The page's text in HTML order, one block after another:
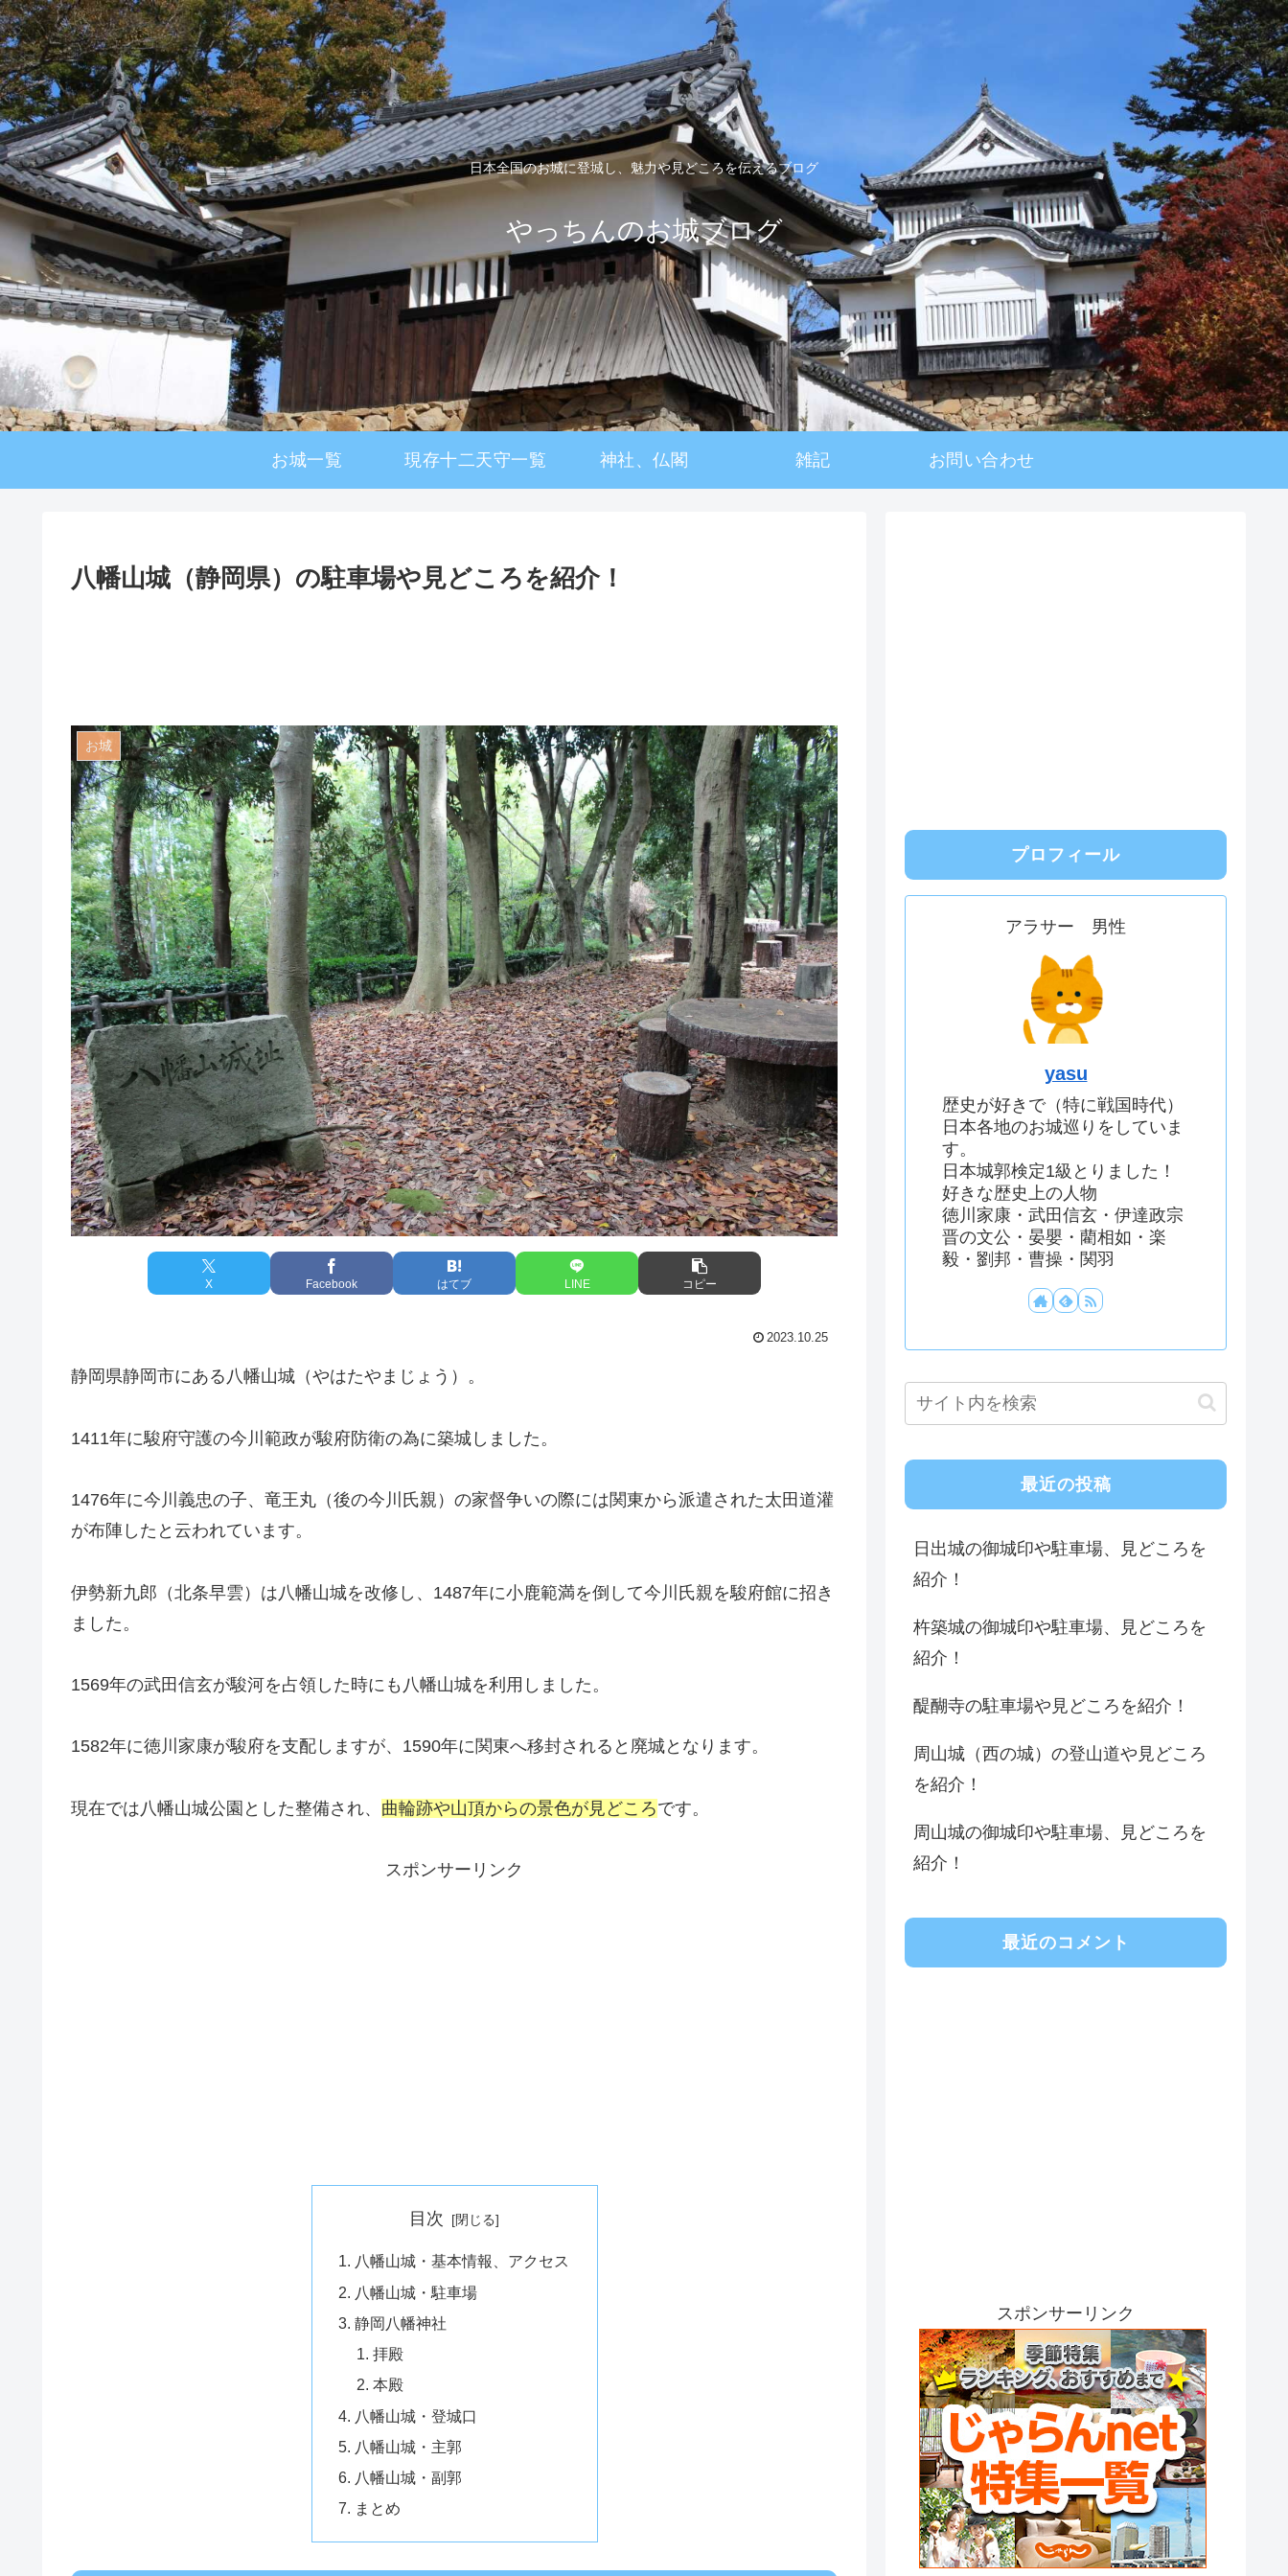
日本全国のお城に登城し、魅力や見どころを伝えるブログ
やっちんのお城ブログ
お城一覧 現存十二天守一覧 神社、仏閣 雑記 お問い合わせ
八幡山城（静岡県）の駐車場や見どころを紹介！
お城
X Facebook はてブ LINE コピー
2023.10.25
静岡県静岡市にある八幡山城（やはたやまじょう）。
1411年に駿府守護の今川範政が駿府防衛の為に築城しました。
1476年に今川義忠の子、竜王丸（後の今川氏親）の家督争いの際には関東から派遣された太田道灌
が布陣したと云われています。
伊勢新九郎（北条早雲）は八幡山城を改修し、1487年に小鹿範満を倒して今川氏親を駿府館に招き
ました。
1569年の武田信玄が駿河を占領した時にも八幡山城を利用しました。
1582年に徳川家康が駿府を支配しますが、1590年に関東へ移封されると廃城となります。
現在では八幡山城公園とした整備され、 曲輪跡や山頂からの景色が見どころです。
スポンサーリンク
目次
八幡山城・基本情報、アクセス
八幡山城・駐車場
静岡八幡神社
拝殿
本殿
八幡山城・登城口
八幡山城・主郭
八幡山城・副郭
まとめ
プロフィール
アラサー 男性
yasu
歴史が好きで（特に戦国時代）
日本各地のお城巡りをしていま
す。
日本城郭検定1級とりました！
好きな歴史上の人物
徳川家康・武田信玄・伊達政宗
晋の文公・晏嬰・藺相如・楽
毅・劉邦・曹操・関羽
最近の投稿
日出城の御城印や駐車場、見どころを
紹介！
杵築城の御城印や駐車場、見どころを
紹介！
醍醐寺の駐車場や見どころを紹介！
周山城（西の城）の登山道や見どころ
を紹介！
周山城の御城印や駐車場、見どころを
紹介！
最近のコメント
スポンサーリンク